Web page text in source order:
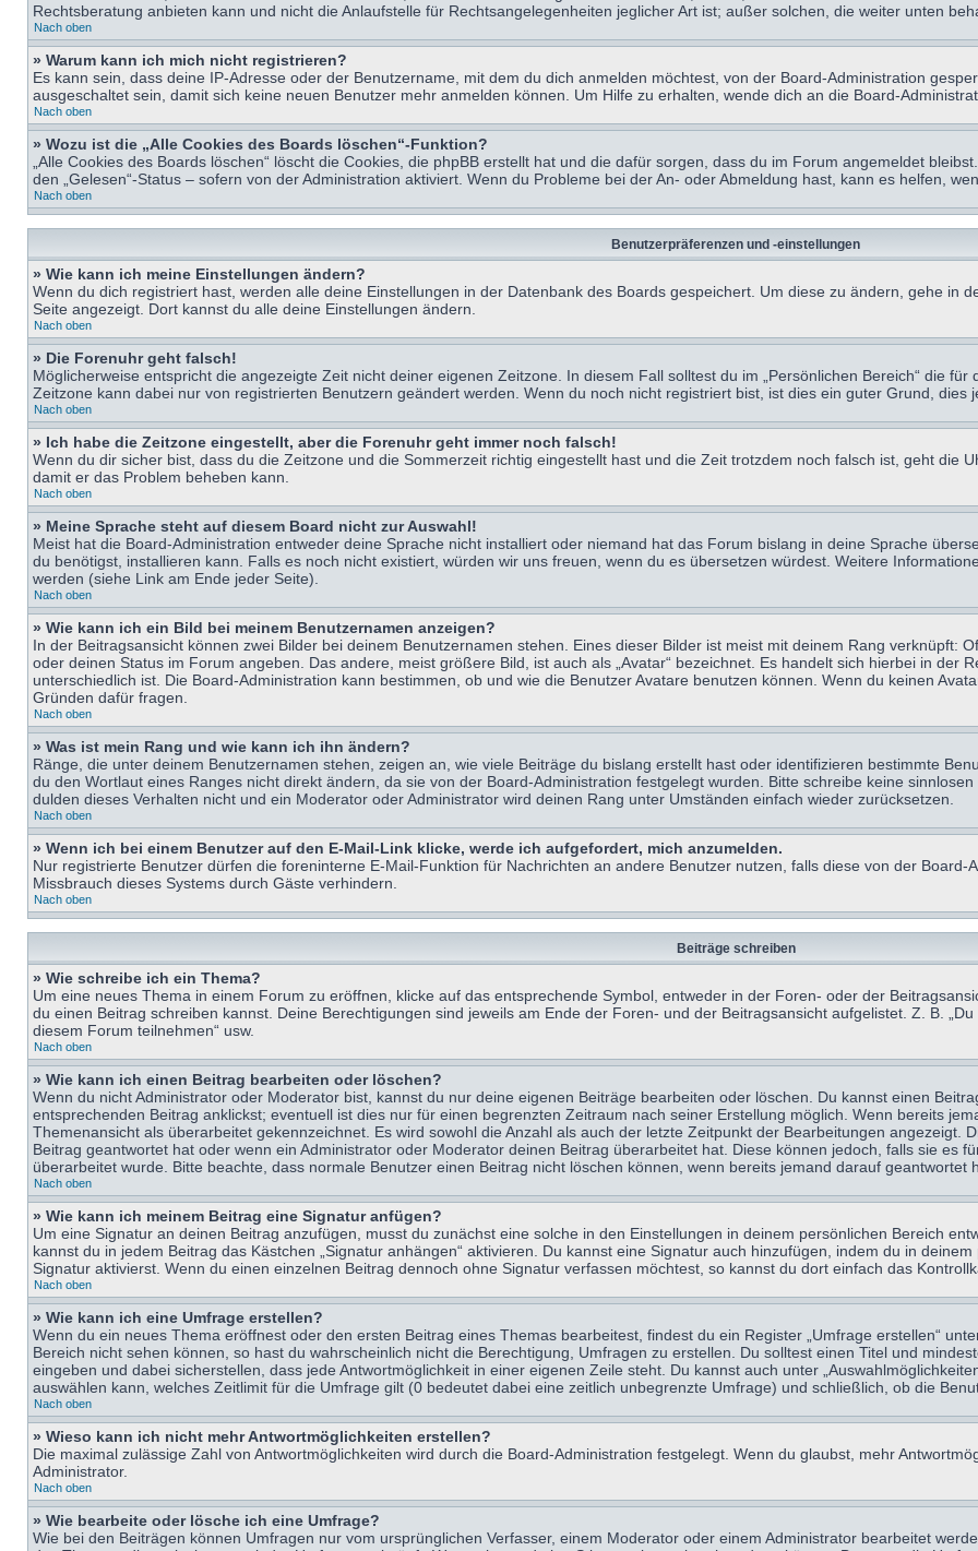
Rechtsberatung anbieten kann und nicht die Anlaufstelle für Rechtsangelegenheiten jeglicher Art ist; außer solchen, die weiter unten
Nach oben
» Warum kann ich mich nicht registrieren?
Es kann sein, dass deine IP-Adresse oder der Benutzername, mit dem du dich anmelden möchtest, von der Board-Administration
ausgeschaltet sein, damit sich keine neuen Benutzer mehr anmelden können. Um Hilfe zu erhalten, wende dich an die Board-
Nach oben
» Wozu ist die „Alle Cookies des Boards löschen“-Funktion?
„Alle Cookies des Boards löschen“ löscht die Cookies, die phpBB erstellt hat und die dafür sorgen, dass du im Forum angemeldet
den „Gelesen“-Status – sofern von der Administration aktiviert. Wenn du Probleme bei der An- oder Abmeldung hast, kann es helfen,
Nach oben
Benutzerpräferenzen und -einstellungen
» Wie kann ich meine Einstellungen ändern?
Wenn du dich registriert hast, werden alle deine Einstellungen in der Datenbank des Boards gespeichert. Um diese zu ändern, gehe in
Seite angezeigt. Dort kannst du alle deine Einstellungen ändern.
Nach oben
» Die Forenuhr geht falsch!
Möglicherweise entspricht die angezeigte Zeit nicht deiner eigenen Zeitzone. In diesem Fall solltest du im „Persönlichen Bereich“ die
Zeitzone kann dabei nur von registrierten Benutzern geändert werden. Wenn du noch nicht registriert bist, ist dies ein guter Grund, dies
Nach oben
» Ich habe die Zeitzone eingestellt, aber die Forenuhr geht immer noch falsch!
Wenn du dir sicher bist, dass du die Zeitzone und die Sommerzeit richtig eingestellt hast und die Zeit trotzdem noch falsch ist, geht die
damit er das Problem beheben kann.
Nach oben
» Meine Sprache steht auf diesem Board nicht zur Auswahl!
Meist hat die Board-Administration entweder deine Sprache nicht installiert oder niemand hat das Forum bislang in deine Sprache
du benötigst, installieren kann. Falls es noch nicht existiert, würden wir uns freuen, wenn du es übersetzen würdest. Weitere
werden (siehe Link am Ende jeder Seite).
Nach oben
» Wie kann ich ein Bild bei meinem Benutzernamen anzeigen?
In der Beitragsansicht können zwei Bilder bei deinem Benutzernamen stehen. Eines dieser Bilder ist meist mit deinem Rang verknüpft:
oder deinen Status im Forum angeben. Das andere, meist größere Bild, ist auch als „Avatar“ bezeichnet. Es handelt sich hierbei in der
unterschiedlich ist. Die Board-Administration kann bestimmen, ob und wie die Benutzer Avatare benutzen können. Wenn du keinen
Gründen dafür fragen.
Nach oben
» Was ist mein Rang und wie kann ich ihn ändern?
Ränge, die unter deinem Benutzernamen stehen, zeigen an, wie viele Beiträge du bislang erstellt hast oder identifizieren bestimmte
du den Wortlaut eines Ranges nicht direkt ändern, da sie von der Board-Administration festgelegt wurden. Bitte schreibe keine
dulden dieses Verhalten nicht und ein Moderator oder Administrator wird deinen Rang unter Umständen einfach wieder zurücksetzen.
Nach oben
» Wenn ich bei einem Benutzer auf den E-Mail-Link klicke, werde ich aufgefordert, mich anzumelden.
Nur registrierte Benutzer dürfen die foreninterne E-Mail-Funktion für Nachrichten an andere Benutzer nutzen, falls diese von der
Missbrauch dieses Systems durch Gäste verhindern.
Nach oben
Beiträge schreiben
» Wie schreibe ich ein Thema?
Um eine neues Thema in einem Forum zu eröffnen, klicke auf das entsprechende Symbol, entweder in der Foren- oder der
du einen Beitrag schreiben kannst. Deine Berechtigungen sind jeweils am Ende der Foren- und der Beitragsansicht aufgelistet. Z. B.
diesem Forum teilnehmen“ usw.
Nach oben
» Wie kann ich einen Beitrag bearbeiten oder löschen?
Wenn du nicht Administrator oder Moderator bist, kannst du nur deine eigenen Beiträge bearbeiten oder löschen. Du kannst einen
entsprechenden Beitrag anklickst; eventuell ist dies nur für einen begrenzten Zeitraum nach seiner Erstellung möglich. Wenn bereits
Themenansicht als überarbeitet gekennzeichnet. Es wird sowohl die Anzahl als auch der letzte Zeitpunkt der Bearbeitungen angezeigt.
Beitrag geantwortet hat oder wenn ein Administrator oder Moderator deinen Beitrag überarbeitet hat. Diese können jedoch, falls sie es
überarbeitet wurde. Bitte beachte, dass normale Benutzer einen Beitrag nicht löschen können, wenn bereits jemand darauf geantwortet
Nach oben
» Wie kann ich meinem Beitrag eine Signatur anfügen?
Um eine Signatur an deinen Beitrag anzufügen, musst du zunächst eine solche in den Einstellungen in deinem persönlichen Bereich
kannst du in jedem Beitrag das Kästchen „Signatur anhängen“ aktivieren. Du kannst eine Signatur auch hinzufügen, indem du in
Signatur aktivierst. Wenn du einen einzelnen Beitrag dennoch ohne Signatur verfassen möchtest, so kannst du dort einfach das
Nach oben
» Wie kann ich eine Umfrage erstellen?
Wenn du ein neues Thema eröffnest oder den ersten Beitrag eines Themas bearbeitest, findest du ein Register „Umfrage erstellen“
Bereich nicht sehen können, so hast du wahrscheinlich nicht die Berechtigung, Umfragen zu erstellen. Du solltest einen Titel und
eingeben und dabei sicherstellen, dass jede Antwortmöglichkeit in einer eigenen Zeile steht. Du kannst auch unter
auswählen kann, welches Zeitlimit für die Umfrage gilt (0 bedeutet dabei eine zeitlich unbegrenzte Umfrage) und schließlich, ob die
Nach oben
» Wieso kann ich nicht mehr Antwortmöglichkeiten erstellen?
Die maximal zulässige Zahl von Antwortmöglichkeiten wird durch die Board-Administration festgelegt. Wenn du glaubst, mehr
Administrator.
Nach oben
» Wie bearbeite oder lösche ich eine Umfrage?
Wie bei den Beiträgen können Umfragen nur vom ursprünglichen Verfasser, einem Moderator oder einem Administrator bearbeitet